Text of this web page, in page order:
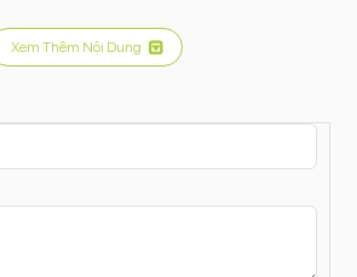
so với củ sạc 5W, phù hợp với nhiều loại
tính bảng phổ biến.
trở lên:
sạc nhanh, giúp rút ngắn thời gian
bị có hỗ trợ sạc nhanh.
Xem Thêm Nội Dung